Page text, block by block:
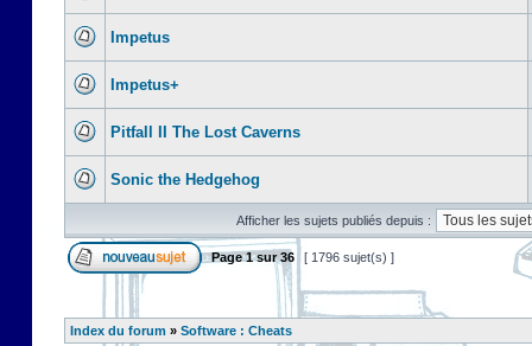
Impetus
Impetus+
Pitfall II The Lost Caverns
Sonic the Hedgehog
Afficher les sujets publiés depuis :
Page1sur36 [ 1796 sujet(s) ]
Index du forum » Software : Cheats